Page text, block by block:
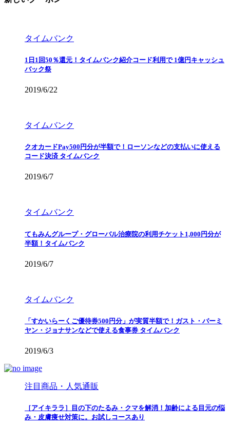
タイムバンク
1日1回50％還元！タイムバンク紹介コード利用で 1億円キャッシュ
バック祭
2019/6/22
タイムバンク
クオカードPay500円分が半額で！ローソンなどの支払いに使える
コード決済 タイムバンク
2019/6/7
タイムバンク
てもみんグループ・グローバル治療院の利用チケット1,000円分が
半額！タイムバンク
2019/6/7
タイムバンク
「すかいらーくご優待券500円分」が実質半額で！ガスト・バーミ
ヤン・ジョナサンなどで使える食事券 タイムバンク
2019/6/3
注目商品・人気通販
［アイキララ］目の下のたるみ・クマを解消！加齢による目元の悩
み・皮膚痩せ対策に。お試しコースあり